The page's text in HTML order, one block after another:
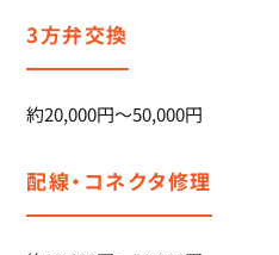
3方弁交換
約20,000円～50,000円
配線・コネクタ修理